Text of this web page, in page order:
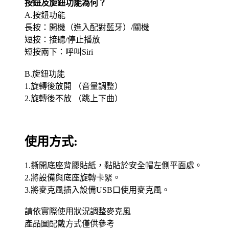
按鈕及旋鈕功能為何？
A.按鈕功能
長按：開機（進入配對藍牙） /關機
短按：接聽/停止播放
短按兩下：呼叫 Siri
B.旋鈕功能
1.旋轉後放開
（音量調整）
2.旋轉後不放 （跳上下曲）
使用方式:
1.撕開底座背膠貼紙，黏貼於安全帽左側平面處。
2.將設備與底座旋轉卡緊。
3.將麥克風插入設備USB口使用麥克風。
請依實際使用狀況調整麥克風
產品圖配戴方式僅供參考